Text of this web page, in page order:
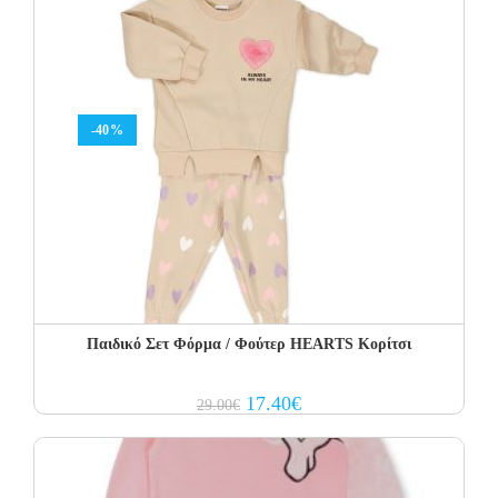
-40%
Παιδικό Σετ Φόρμα / Φούτερ HEARTS Κορίτσι
29.00€ Original
price
29.00€.
17.40€Current
price
17.40€.